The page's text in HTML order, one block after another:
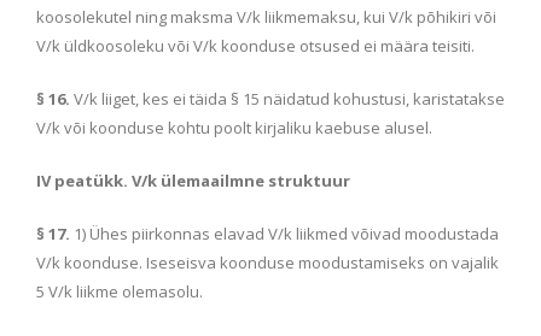
koosolekutel ning maksma V/k liikmemaksu, kui V/k põhikiri või
V/k üldkoosoleku või V/k koonduse otsused ei määra teisiti.
§ 16. V/k liiget, kes ei täida § 15 näidatud kohustusi, karistatakse
V/k või koonduse kohtu poolt kirjaliku kaebuse alusel.
IV peatükk. V/k ülemaailmne struktuur
§ 17. 1) Ühes piirkonnas elavad V/k liikmed võivad moodustada
V/k koonduse. Iseseisva koonduse moodustamiseks on vajalik
5 V/k liikme olemasolu.